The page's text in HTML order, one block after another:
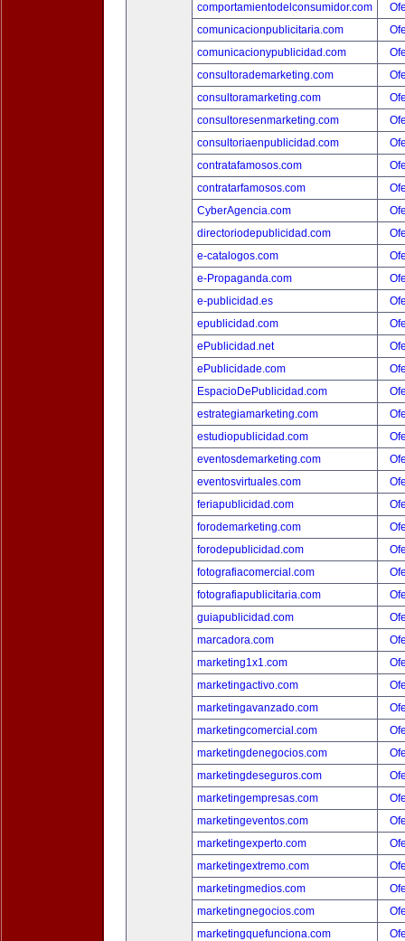
comportamientodelconsumidor.com
comunicacionpublicitaria.com
comunicacionypublicidad.com
consultorademarketing.com
consultoramarketing.com
consultoresenmarketing.com
consultoriaenpublicidad.com
contratafamosos.com
contratarfamosos.com
CyberAgencia.com
directoriodepublicidad.com
e-catalogos.com
e-Propaganda.com
e-publicidad.es
epublicidad.com
ePublicidad.net
ePublicidade.com
EspacioDePublicidad.com
estrategiamarketing.com
estudiopublicidad.com
eventosdemarketing.com
eventosvirtuales.com
feriapublicidad.com
forodemarketing.com
forodepublicidad.com
fotografiacomercial.com
fotografiapublicitaria.com
guiapublicidad.com
marcadora.com
marketing1x1.com
marketingactivo.com
marketingavanzado.com
marketingcomercial.com
marketingdenegocios.com
marketingdeseguros.com
marketingempresas.com
marketingeventos.com
marketingexperto.com
marketingextremo.com
marketingmedios.com
marketingnegocios.com
marketingquefunciona.com